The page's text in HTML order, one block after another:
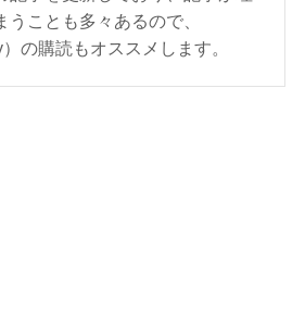
うことも多々あるので、
の購読もオススメします。